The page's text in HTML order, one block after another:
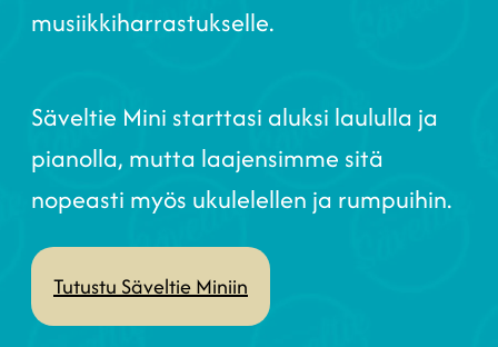
musiikkiharrastukselle.
Säveltie Mini starttasi aluksi laululla ja
pianolla, mutta laajensimme sitä
nopeasti myös ukulelellen ja rumpuihin.
Tutustu Säveltie Miniin